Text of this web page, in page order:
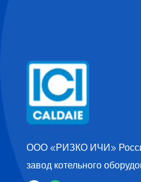
ООО «РИЗКО ИЧИ»
завод котельного